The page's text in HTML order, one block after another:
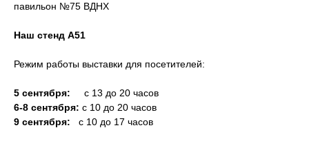
павильон №75 ВДНХ
Наш стенд А51
Режим работы выставки для посетителей:
5 сентября:
с 13 до 20 часов
6-8 сентября: с 10 до 20 часов
9 сентября: с 10 до 17 часов